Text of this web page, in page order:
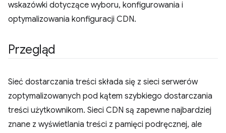
wskazówki dotyczące wyboru, konfigurowania i
optymalizowania konfiguracji CDN.
Przegląd
Sieć dostarczania treści składa się z sieci serwerów
zoptymalizowanych pod kątem szybkiego dostarczania
treści użytkownikom. Sieci CDN są zapewne najbardziej
znane z wyświetlania treści z pamięci podręcznej, ale